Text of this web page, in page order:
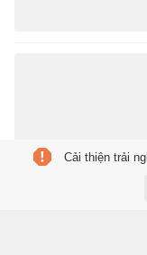
Cải thiện trải